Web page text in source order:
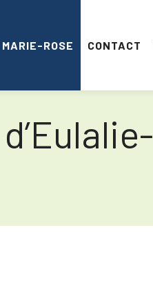
ROSE CONTACT